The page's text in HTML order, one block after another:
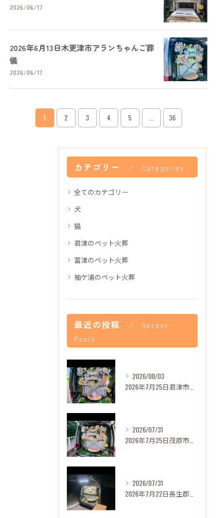
2026/06/17
2026年6月13日木更津市アランちゃんご葬
儀
2026/06/17
1 2 3 4 5 ... 36
カテゴリー Categories
全てのカテゴリー
犬
猫
君津のペット火葬
富津のペット火葬
袖ケ浦のペット火葬
最近の投稿
Recent
Posts
2026/08/03
2026/07/31
2026/07/31